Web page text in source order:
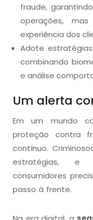
fraude,
operações,
experiência dos
Adote
combinando
e análise
Um alerta
Em um mundo
proteção contra
contínuo.
estratégias, e
consumidores
passo à frente.